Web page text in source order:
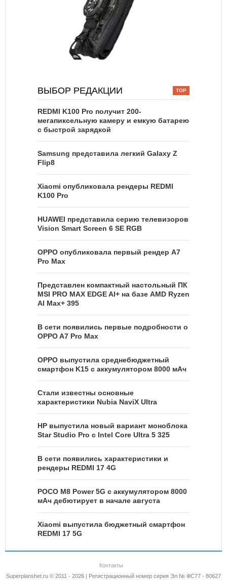
ВЫБОР РЕДАКЦИИ
REDMI K100 Pro получит 200-
мегапиксельную камеру и емкую батарею
с быстрой зарядкой
Samsung представила легкий Galaxy Z
Flip8
Xiaomi опубликовала рендеры REDMI
K100 Pro
HUAWEI представила серию телевизоров
Vision Smart Screen 6 SE RGB
OPPO опубликовала первый рендер A7
Pro Max
Представлен компактный настольный ПК
MSI PRO MAX EDGE AI+ на базе AMD Ryzen
AI Max+ 395
В сети появились первые подробности о
OPPO A7 Pro Max
OPPO выпустила среднебюджетный
смартфон K15 с аккумулятором 8000 мАч
Стали известны основные
характеристики Nubia NaviX Ultra
HP выпустила новый вариант моноблока
Star Studio Pro с Intel Core Ultra 5 325
В сети появились характеристики и
рендеры REDMI 17 4G
POCO M8 Power 5G с аккумулятором 8000
мАч дебютирует в начале августа
Xiaomi выпустила бюджетный смартфон
REDMI 17 5G
Контакты
Superplanshet.ru © 2011 - 2026 | Регистрационный номер серия Эл № ФС77 - 80627